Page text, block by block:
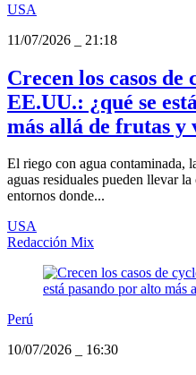
USA
11/07/2026
21:18
Crecen los casos de
EE.UU.: ¿qué se
más allá de frutas y
El riego con agua contaminada,
aguas residuales pueden llevar
entornos donde...
USA
Redacción Mix
Perú
10/07/2026
16:30